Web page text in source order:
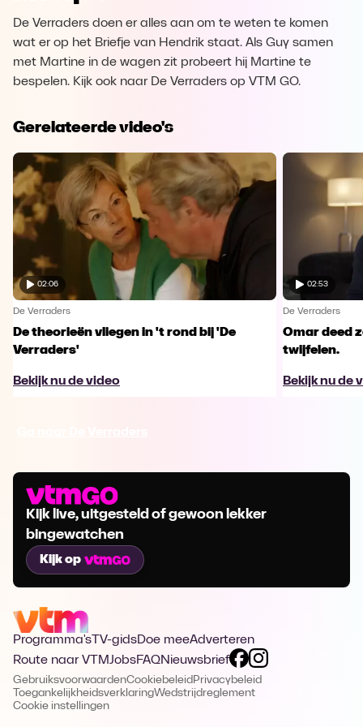
De Verraders doen er alles aan om te weten te komen
wat er op het Briefje van Hendrik staat. Als Guy samen
met Martine in de wagen zit probeert hij Martine te
bespelen. Kijk ook naar De Verraders op VTM GO.
Gerelateerde video's
02:06
De Verraders
De theorieën vliegen in 't rond bij 'De
Verraders'
Bekijk nu de video
02:53
De Verraders
Omar deed
twijfelen.
Bekijk nu de
Kijk live, uitgesteld of gewoon lekker
bingewatchen
Kijk op
Programma's TV-gidsDoe meeAdverteren
Route naar VTMJobsFAQNieuwsbrief
GebruiksvoorwaardenCookiebeleid Privacybeleid
ToegankelijkheidsverklaringWedstrijdreglement
Cookie instellingen